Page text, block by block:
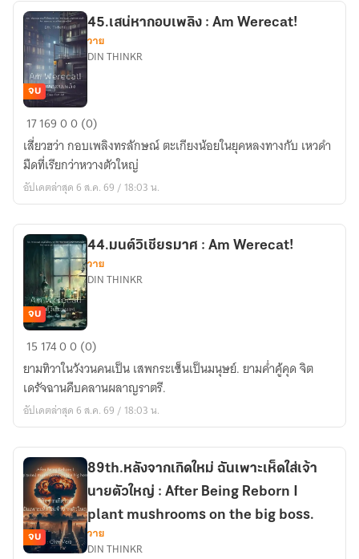
werecat
45.เสน่หา
กอบ
เพลิง
:
Am
จบ
45.เสน่หากอบเพลิง : Am Werecat!
วาย
DIN THINKR
1716900 (0)
เสี่ยวฮว่า กอบเพลิงทรลักษณ์ ตะเกียงน้อยในยุคหลงทางกับ เหวดำ
มืดที่เรียกว่าหวางตัวใหญ่
อัปเดตล่าสุด 6 ส.ค. 69 / 18:03 น.
44.มนต์
วิเชียร
มาศ
:
Am
จบ
44.มนต์วิเชียรมาศ : Am Werecat!
วาย
DIN THINKR
15 17400 (0)
ยามทิวาในวังวนคนเป็น เสพกระเซ็นเป็นมนุษย์. ยามค่ำคู้คุด จิต
เดรัจฉานคืบคลานผลาญราตรี.
อัปเดตล่าสุด 6 ส.ค. 69 / 18:03 น.
จบ
89th.หลังจากเกิดใหม่ ฉันเพาะเห็ดใส่เจ้า
นายตัวใหญ่ : After Being Reborn I
plant mushrooms on the big boss.
วาย
DIN THINKR